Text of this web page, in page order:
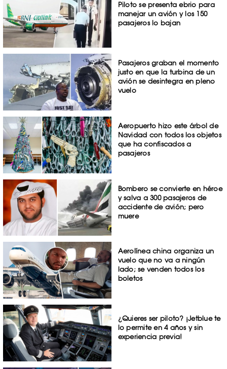
Piloto se presenta ebrio para
manejar un avión y los 150
pasajeros lo bajan
Pasajeros graban el momento
justo en que la turbina de un
avión se desintegra en pleno
vuelo
Aeropuerto hizo este árbol de
Navidad con todos los objetos
que ha confiscados a
pasajeros
Bombero se convierte en héroe
y salva a 300 pasajeros de
accidente de avión; pero
muere
Aerolínea china organiza un
vuelo que no va a ningún
lado; se venden todos los
boletos
¿Quieres ser piloto? ¡Jetblue te
lo permite en 4 años y sin
experiencia previa!